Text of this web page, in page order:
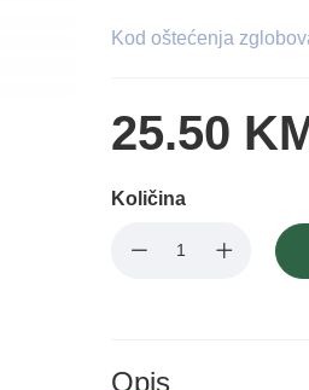
Kod oštećenja
25.50
Količina
Opis